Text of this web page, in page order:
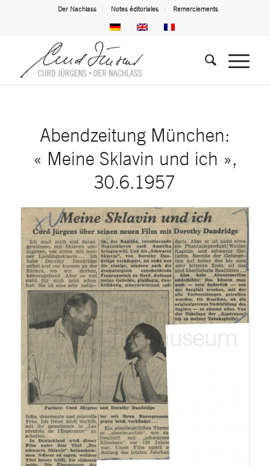
Der Nachlass Notes éditoriales Remerciements
Abendzeitung München:
« Meine Sklavin und ich »,
30.6.1957